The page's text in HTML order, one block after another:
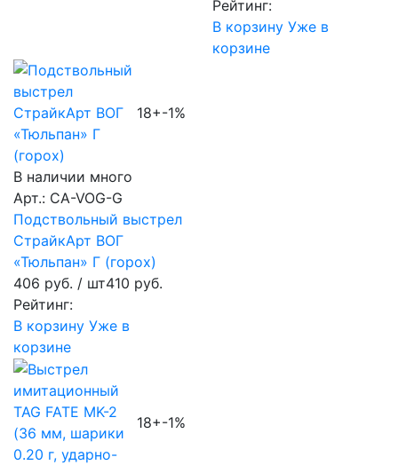
Рейтинг:
В корзину Уже в
корзине
18+-1%
В наличии много
Арт.: CA-VOG-G
Подствольный выстрел
СтрайкАрт ВОГ
«Тюльпан» Г (горох)
406 руб. / шт410 руб.
Рейтинг:
В корзину Уже в
корзине
18+-1%